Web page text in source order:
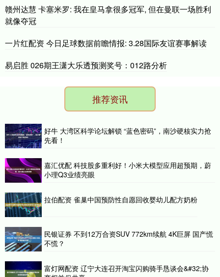
赣州达慧 卡塞米罗: 我在皇马拿很多冠军, 但在曼联一场胜利
就像夺冠
一片红配资 今日足球数据前瞻情报: 3.28国际友谊赛事解读
易启胜 026期王潇大乐透预测奖号：012路分析
推荐资讯
好牛 大湾区科学论坛解锁 “蓝色密码”，南沙硬核实力抢
先看！
嘉汇优配 科技股多重利好！小米大模型应用超预期，蔚
小理Q3业绩亮眼
拉伯配资 雀巢中国预防性自愿回收婴幼儿配方奶粉
民银证券 不到12万合资SUV 772km续航 4K巨屏 国产慌
不慌？
富灯网配资 辽宁大连召开淘宝闪购骑手恳谈会&#32;协